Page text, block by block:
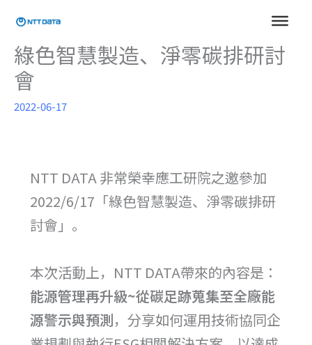
綠色智慧製造、淨零碳排研討
會
2022-06-17
NTT DATA 非常榮幸應工研院之邀參加
2022/6/17「綠色智慧製造、淨零碳排研
討會」。
本次活動上，NTT DATA帶來的內容是：
能源管理再升級~從碳足跡蒐集至全廠能
源警示與預測，分享如何運用技術協同企